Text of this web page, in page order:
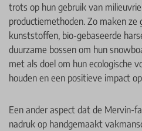
trots op hun gebruik van
productiemethoden. Zo maken ze
kunststoffen, bio-gebaseerde
duurzame bossen om hun
met als doel om hun ecologische
houden en een positieve impact
Een ander aspect dat de Mervin-
nadruk op handgemaakt